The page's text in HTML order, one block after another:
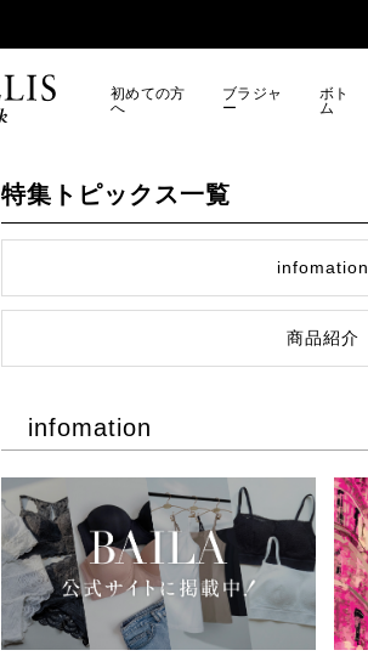
初めての方
へ
ブラジャ
ー
ボト
ム
特集トピックス一覧
infomation
商品紹介
infomation